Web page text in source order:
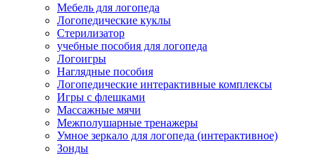
Мебель для логопеда
Логопедические куклы
Стерилизатор
учебные пособия для логопеда
Логоигры
Наглядные пособия
Логопедические интерактивные комплексы
Игры с флешками
Массажные мячи
Межполушарные тренажеры
Умное зеркало для логопеда (интерактивное)
Зонды